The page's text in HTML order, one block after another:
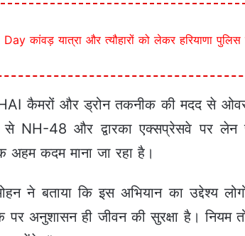
कांवड़ यात्रा और त्यौहारों को लेकर हरियाणा पुलिस
कैमरों और ड्रोन तकनीक की मदद से
से NH-48 और द्वारका एक्सप्रेसवे पर
अहम कदम माना जा रहा है।
ने बताया कि इस अभियान का उद्देश्य
अनुशासन ही जीवन की सुरक्षा है। नियम